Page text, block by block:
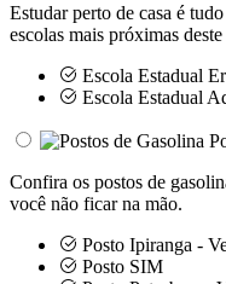
Estudar perto de casa é
escolas mais próximas
Escola Estadual
Escola Estadual
Confira os postos de
você não ficar na mão.
Posto Ipiranga -
Posto SIM